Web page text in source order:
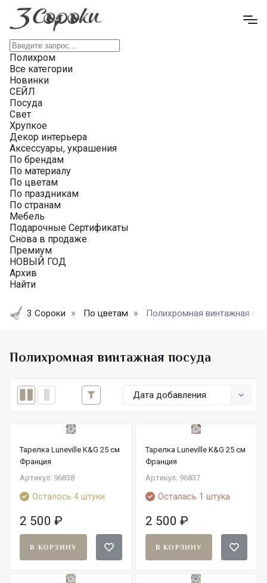
Полихром
Все категории
Новинки
СЕЙЛ
Посуда
Свет
Хрупкое
Декор интерьера
Аксессуары, украшения
По брендам
По материалу
По цветам
По праздникам
По странам
Мебель
Подарочные Сертификаты
Снова в продаже
Премиум
НОВЫЙ ГОД
Архив
Найти
3 Сороки По цветам Полихромная винтажная
Полихромная винтажная посуда
Дата добавления
Тарелка Luneville K&G 25 см
Франция
Артикул: 96838
Осталось 4 штуки
2 500 ₽
В КОРЗИНУ
Тарелка Luneville K&G 25 см
Франция
Артикул: 96837
Осталась 1 штука
2 500 ₽
В КОРЗИНУ